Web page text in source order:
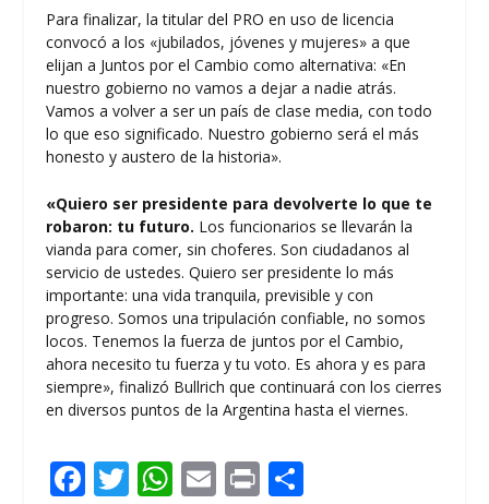
Para finalizar, la titular del PRO en uso de licencia
convocó a los «jubilados, jóvenes y mujeres» a que
elijan a Juntos por el Cambio como alternativa: «En
nuestro gobierno no vamos a dejar a nadie atrás.
Vamos a volver a ser un país de clase media, con todo
lo que eso significado. Nuestro gobierno será el más
honesto y austero de la historia».
«Quiero ser presidente para devolverte lo que te
robaron: tu futuro. Los funcionarios se llevarán la
vianda para comer, sin choferes. Son ciudadanos al
servicio de ustedes. Quiero ser presidente lo más
importante: una vida tranquila, previsible y con
progreso. Somos una tripulación confiable, no somos
locos. Tenemos la fuerza de juntos por el Cambio,
ahora necesito tu fuerza y tu voto. Es ahora y es para
siempre», finalizó Bullrich que continuará con los cierres
en diversos puntos de la Argentina hasta el viernes.
F T W E Pr